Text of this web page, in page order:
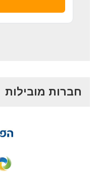
חברות מובילות